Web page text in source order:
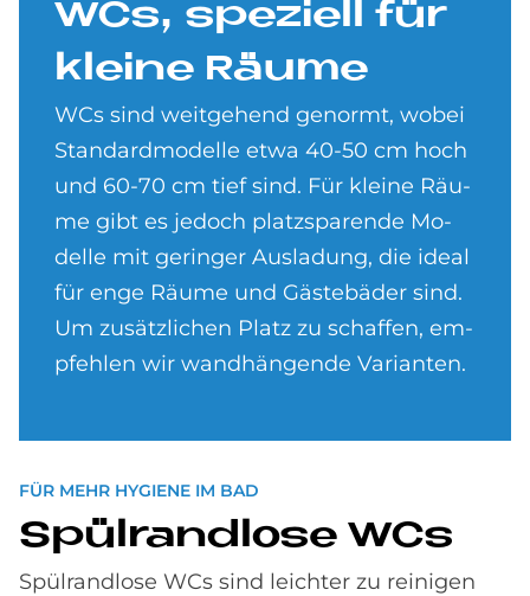
WCs, spe­ziell für
klei­ne Räu­me
WCs sind weit­gehend genormt, wobei
Standard­mo­del­le etwa 40-50 cm hoch
und 60-70 cm tief sind. Für kleine Räu­
me gibt es je­doch platz­sparen­de Mo­
delle mit ge­ringer Aus­ladung, die ideal
für enge Räume und Gäste­bäder sind.
Um zu­sätz­lichen Platz zu schaf­fen, em­
pfehlen wir wand­hängende Varianten.
FÜR MEHR HYGIENE IM BAD
Spül­rand­lo­se WCs
Spülrandlose WCs sind leichter zu reinigen